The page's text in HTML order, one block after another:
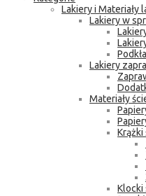
Lakiery i Materiały
Lakiery w
Lakiery
Materiały
Krążki